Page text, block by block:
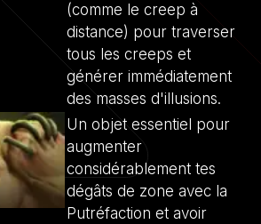
(comme le creep à
distance) pour traverser
tous les creeps et
générer immédiatement
des masses d'illusions.
Un objet essentiel pour
augmenter
considérablement tes
dégâts de zone avec la
Putréfaction et avoir